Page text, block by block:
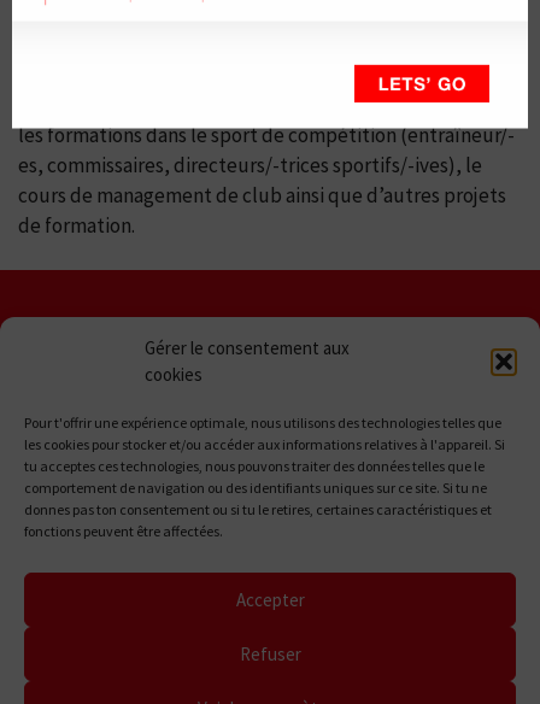
Gérer le consentement aux
cookies
Pour t'offrir une expérience optimale, nous utilisons des technologies telles que
les cookies pour stocker et/ou accéder aux informations relatives à l'appareil. Si
tu acceptes ces technologies, nous pouvons traiter des données telles que le
comportement de navigation ou des identifiants uniques sur ce site. Si tu ne
donnes pas ton consentement ou si tu le retires, certaines caractéristiques et
fonctions peuvent être affectées.
Accepter
Refuser
des formations chez Swiss Cycling. Outre la formation de
guide, cela comprend également Jeunesse + Sport (J+S),
les formations dans le sport de compétition (entraîneur/-
es, commissaires, directeurs/-trices sportifs/-ives), le
cours de management de club ainsi que d’autres projets
de formation.
Swiss Cycling Guide
CH-2540 Grenchen
Accessibilité
Lu - Je: 08:30-11:30 et
13:30-16:30 heures
juridiques
Déclaration
de
protection
des
données
de
cookies
consentement